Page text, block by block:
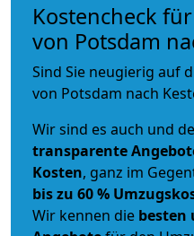
Kostencheck
von Potsdam
Sind Sie neugierig auf
von Potsdam nach
Wir sind es auch und
transparente
Kosten, ganz im
bis zu 60 %
Wir kennen die besten